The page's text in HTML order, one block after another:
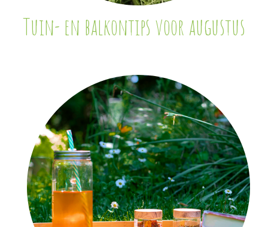
Tuin- en balkontips voor augustus